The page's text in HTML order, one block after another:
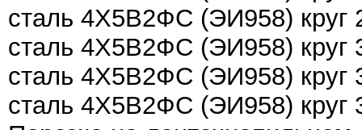
сталь 4Х5В2ФС (ЭИ958) круг
сталь 4Х5В2ФС (ЭИ958) круг
сталь 4Х5В2ФС (ЭИ958) круг
сталь 4Х5В2ФС (ЭИ958) круг